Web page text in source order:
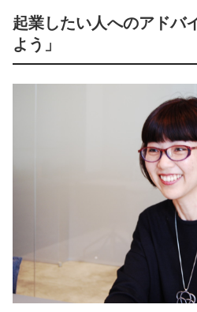
起業したい人へのアドバ
よう」